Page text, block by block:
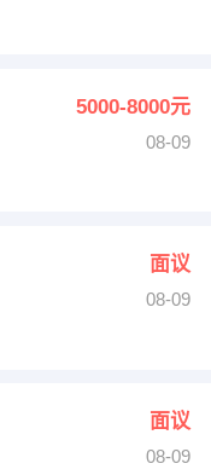
5000-8000元
08-09
面议
08-09
面议
08-09